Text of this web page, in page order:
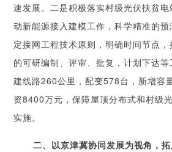
速发展。二是积极落实村级光伏扶贫
动新能源接入建模工作，科学精准的
定接网工程技术原则，明确时间节点
的可研编制、评审、批复，计划下达
建线路260公里，配变578台，新增容
资8400万元，保障屋顶分布式和村级
实施。
二、以京津冀协同发展为视角，